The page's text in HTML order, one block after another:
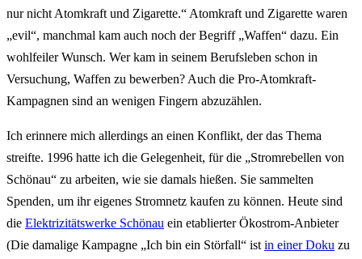
nur nicht Atomkraft und Zigarette.“ Atomkraft und Zigarette waren
„evil“, manchmal kam auch noch der Begriff „Waffen“ dazu. Ein
wohlfeiler Wunsch. Wer kam in seinem Berufsleben schon in
Versuchung, Waffen zu bewerben? Auch die Pro-Atomkraft-
Kampagnen sind an wenigen Fingern abzuzählen.
Ich erinnere mich allerdings an einen Konflikt, der das Thema
streifte. 1996 hatte ich die Gelegenheit, für die „Stromrebellen von
Schönau“ zu arbeiten, wie sie damals hießen. Sie sammelten
Spenden, um ihr eigenes Stromnetz kaufen zu können. Heute sind
die Elektrizitätswerke Schönau ein etablierter Ökostrom-Anbieter
(Die damalige Kampagne „Ich bin ein Störfall“ istin einer Doku zu